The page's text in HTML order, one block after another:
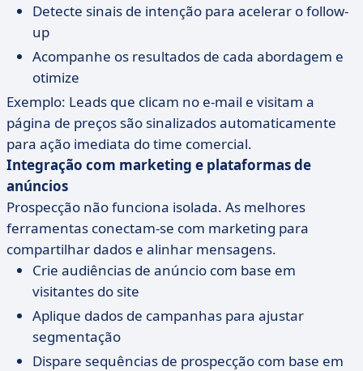
Detecte sinais de intenção para acelerar o follow-
up
Acompanhe os resultados de cada abordagem e
otimize
Exemplo: Leads que clicam no e-mail e visitam a
página de preços são sinalizados automaticamente
para ação imediata do time comercial.
Integração com marketing e plataformas de
anúncios
Prospecção não funciona isolada. As melhores
ferramentas conectam-se com marketing para
compartilhar dados e alinhar mensagens.
Crie audiências de anúncio com base em
visitantes do site
Aplique dados de campanhas para ajustar
segmentação
Dispare sequências de prospecção com base em